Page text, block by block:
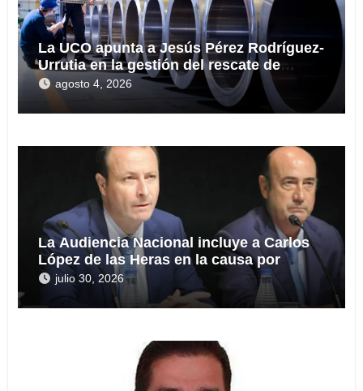
La UCO apunta a Jesús Pérez Rodríguez-
Urrutia en la gestión del rescate de
Tubos Reunidos
agosto 4, 2026
La Audiencia Nacional incluye a Carlos
López de las Heras en la causa por
presuntas irregularidades en el rescate
de 112,8 millones a Tubos Reunidos
julio 30, 2026